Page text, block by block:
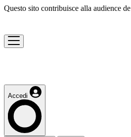
Questo sito contribuisce alla audience de
Accedi